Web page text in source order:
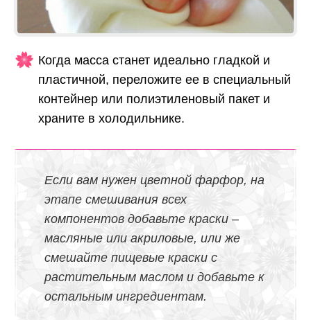
Когда масса станет идеально гладкой и
пластичной, переложите ее в специальный
контейнер или полиэтиленовый пакет и
храните в холодильнике.
Если вам нужен цветной фарфор, на
этапе смешивания всех
компонентов добавьте краски –
масляные или акриловые, или же
смешайте пищевые краски с
растительным маслом и добавьте к
остальным ингредиентам.